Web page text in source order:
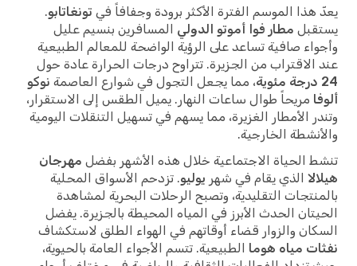
الموسم الفترة الأكثر برودة وجفافاً فيتونغاتابو.
مطار فوا أموتو الدولي المسافرين بنسيم عليل
صافية تساعد على الرؤية الواضحة للمعالم الطبيعية
من الجزيرة. تتراوح درجات الحرارة عادة حول
، مما يجعل التجول في شوارع العاصمةنوكو
مريحاً طوال ساعات النهار. يميل الطقس إلى الاستقرار،
الأمطار الغزيرة، مما يسهم في تسهيل التنقلات اليومية
الخارجية.
الحياة الاجتماعية خلال هذه الأشهر بفضل مهرجان
الذي يقام في شهريوليو. تزدحم الأسواق المحلية
التقليدية، وتصبح الرحلات البحرية لمشاهدة
الحدث الأبرز في المياه المحيطة بالجزيرة. يفضل
والزوار قضاء أوقاتهم في الهواء الطلق لاستكشاف
مياه هوماالطبيعية. تتسم الأجواء العامة بالحيوية،